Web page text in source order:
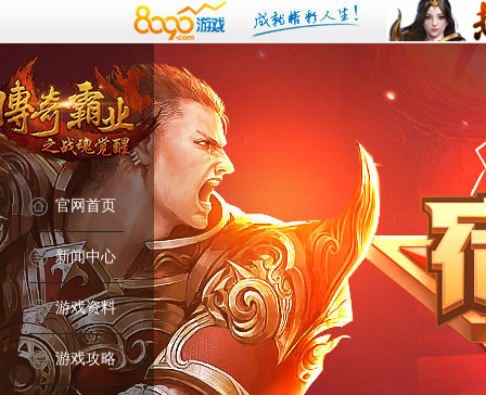
官网首页
新闻中心
游戏资料
游戏攻略